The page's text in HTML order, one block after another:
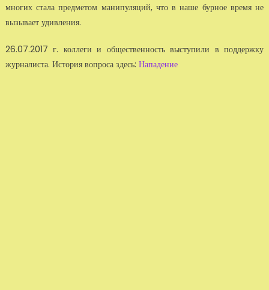
многих стала предметом манипуляций, что в наше бурное время не
вызывает удивления.
26.07.2017 г. коллеги и общественность выступили в поддержку
журналиста. История вопроса здесь: Нападение